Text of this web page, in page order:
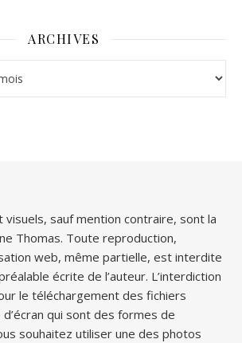
ARCHIVES
sauf mention contraire, sont la
Thomas. Toute reproduction,
web, même partielle, est interdite
écrite de l’auteur. L’interdiction
le téléchargement des fichiers
qui sont des formes de
souhaitez utiliser une des photos